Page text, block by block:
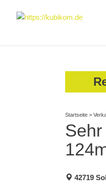
Startseite >
42719